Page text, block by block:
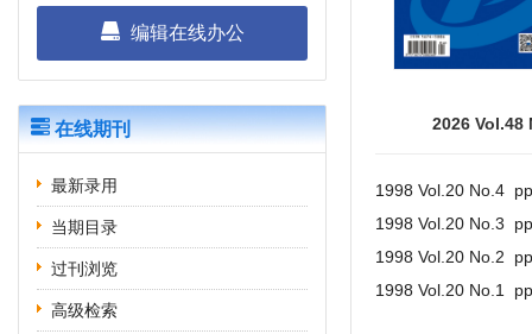
编辑在线办公
在线期刊
最新录用
当期目录
过刊浏览
高级检索
2026 Vol.48
1998 Vol.20 No.4
1998 Vol.20 No.3
1998 Vol.20 No.2
1998 Vol.20 No.1